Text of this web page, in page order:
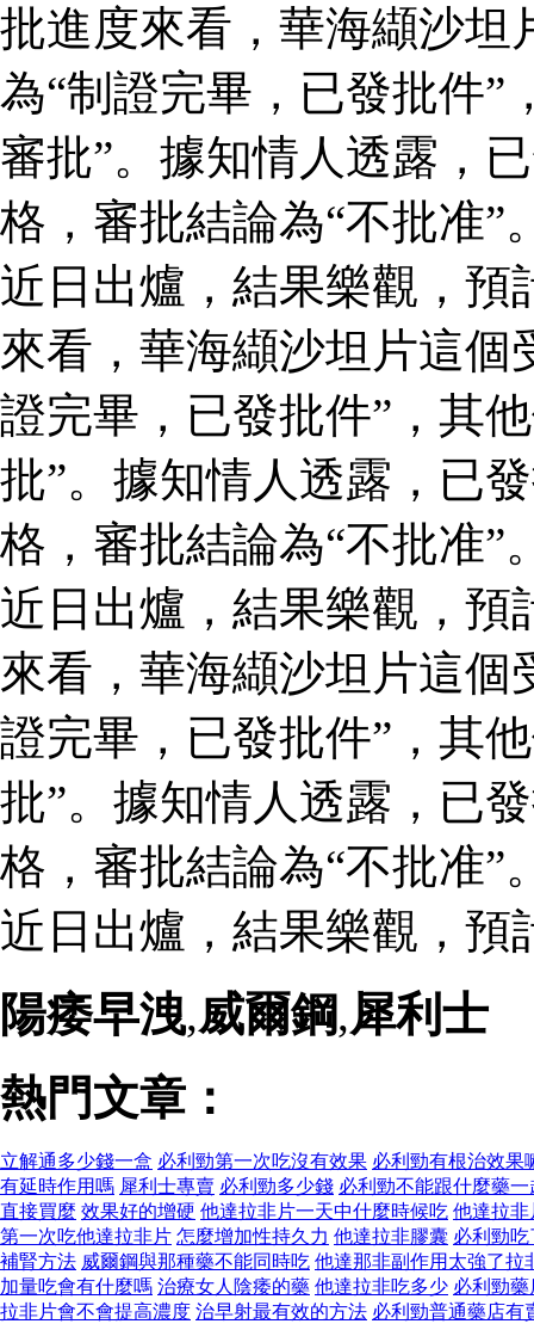
批進度來看，華海纈沙坦
為“制證完畢，已發批件”
審批”。據知情人透露，
格，審批結論為“不批准”
近日出爐，結果樂觀，預
來看，華海纈沙坦片這個
證完畢，已發批件”，其
批”。據知情人透露，已
格，審批結論為“不批准”
近日出爐，結果樂觀，預
來看，華海纈沙坦片這個
證完畢，已發批件”，其
批”。據知情人透露，已
格，審批結論為“不批准”
近日出爐，結果樂觀，預
陽痿早洩,威爾鋼,犀利士
熱門文章：
立解通多少錢一盒 必利勁第一次吃沒有效果 必利勁有根治效果
有延時作用嗎 犀利士專賣 必利勁多少錢 必利勁不能跟什麼藥一
直接買麼 效果好的增硬 他達拉非片一天中什麼時候吃 他達拉非
第一次吃他達拉非片 怎麼增加性持久力 他達拉非膠囊 必利勁
補腎方法 威爾鋼與那種藥不能同時吃 他達那非副作用太強了拉
加量吃會有什麼嗎 治療女人陰痿的藥 他達拉非吃多少 必利勁
拉非片會不會提高濃度 治早射最有效的方法 必利勁普通藥店有